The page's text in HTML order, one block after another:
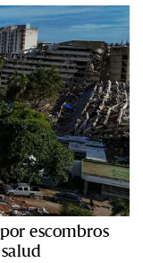
escombros